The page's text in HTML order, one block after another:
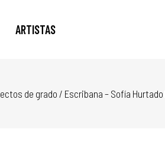
ARTISTAS
de grado / Escribana – Sofía